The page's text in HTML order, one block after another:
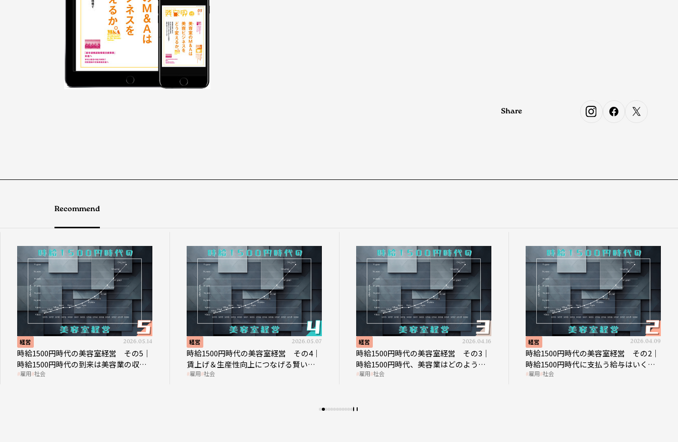
Share
Recommend
経営 2026.05.14
時給1500円時代の美容室経営 その5｜
時給1500円時代の到来は美容業の収益
構造を見直す契機
雇用 社会
経営 2026.05.07
時給1500円時代の美容室経営 その4｜
賃上げ＆生産性向上につなげる賢い助
成金活用
雇用 社会
経営 2026.04.16
時給1500円時代の美容室経営 その3｜
時給1500円時代、美容業はどのような
影響を受けるのか？
雇用 社会
経営 2026.04.09
時給1500円時代の美容室経営 その2｜
時給1500円時代に支払う給与はいくら
なのか
雇用 社会